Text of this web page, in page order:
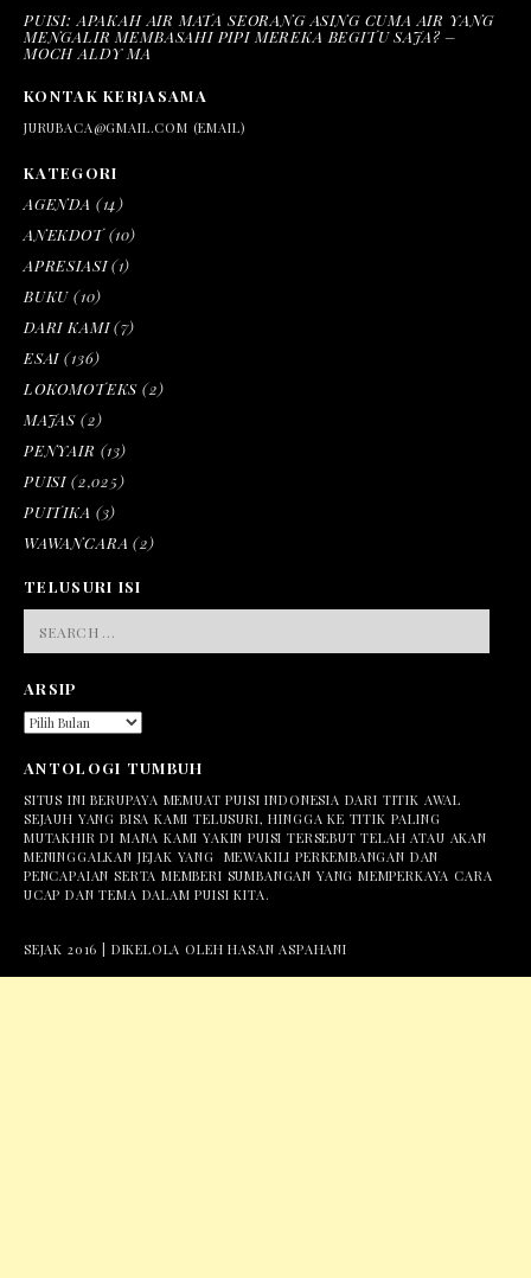
PUISI: APAKAH AIR MATA SEORANG ASING CUMA AIR YANG
MENGALIR MEMBASAHI PIPI MEREKA BEGITU SAJA? –
MOCH ALDY MA
KONTAK KERJASAMA
JURUBACA@GMAIL.COM (EMAIL)
KATEGORI
AGENDA (14)
ANEKDOT(10)
APRESIASI(1)
BUKU (10)
DARI KAMI(7)
ESAI (136)
LOKOMOTEKS (2)
MAJAS (2)
PENYAIR (13)
PUISI (2,025)
PUITIKA (3)
WAWANCARA (2)
TELUSURI ISI
FOR:
ARSIP
ARSIP
ANTOLOGI TUMBUH
SITUS INI BERUPAYA MEMUAT PUISI INDONESIA DARI TITIK AWAL
SEJAUH YANG BISA KAMI TELUSURI, HINGGA KE TITIK PALING
MUTAKHIR DI MANA KAMI YAKIN PUISI TERSEBUT TELAH ATAU AKAN
MENINGGALKAN JEJAK YANG MEWAKILI PERKEMBANGAN DAN
PENCAPAIAN SERTA MEMBERI SUMBANGAN YANG MEMPERKAYA CARA
UCAP DAN TEMA DALAM PUISI KITA.
SEJAK 2016 | DIKELOLA OLEH HASAN ASPAHANI